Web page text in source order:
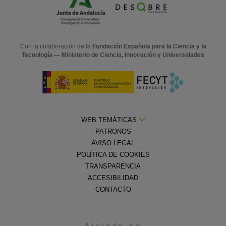
Con la colaboración de la Fundación Española para la Ciencia y la
Tecnología — Ministerio de Ciencia, Innovación y Universidades
WEB TEMÁTICAS
PATRONOS
AVISO LEGAL
POLÍTICA DE COOKIES
TRANSPARENCIA
ACCESIBILIDAD
CONTACTO